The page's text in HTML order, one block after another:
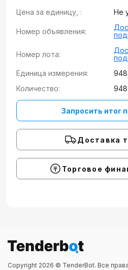
Цена за единицу, : Не
Номер объявления:
Номер лота:
Единица измерения:
Количество:
948
Запросить итог
Доставка
Торговое
Copyright 2026 © TenderBot. Все